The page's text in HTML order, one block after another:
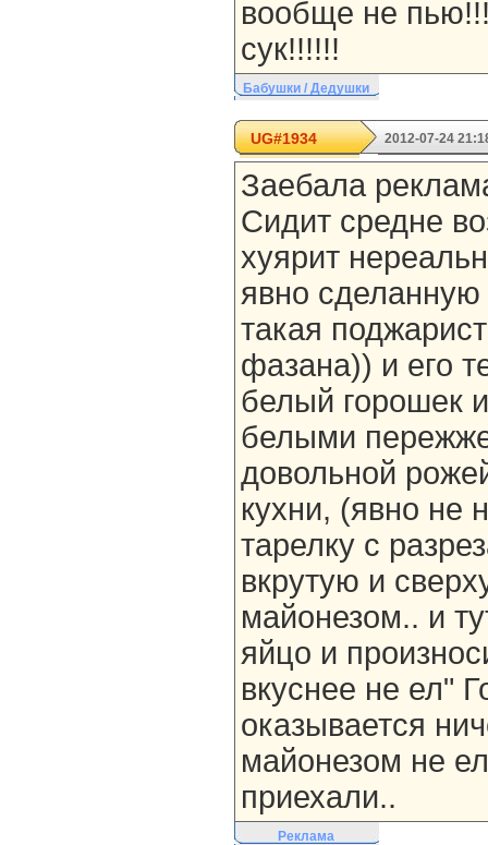
вообще не
сук!!!!!!
Бабушки / Дедушки
UG#1934 2012-07-24
Заебала
Сидит средне
хуярит
явно
такая
фазана)) и его
белый горошек
белыми
довольной
кухни, (явно не
тарелку с
вкрутую и
майонезом.. и
яйцо и
вкуснее не ел"
оказывается
майонезом не
приехали..
Реклама